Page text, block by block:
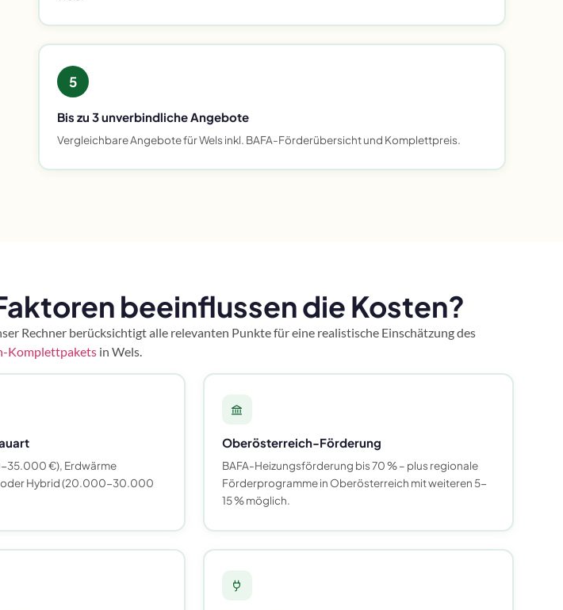
5
Bis zu 3 unverbindliche Angebote
Vergleichbare Angebote für Wels inkl. BAFA-Förderübersicht und Komplettpreis.
beeinflussen die Kosten?
Rechner berücksichtigt alle relevanten Punkte für eine realistische Einschätzung des
Komplettpakets in Wels.
35.000 €), Erdwärme
Hybrid (20.000-30.000
Oberösterreich-Förderung
BAFA-Heizungsförderung bis 70 % – plus regionale
Förderprogramme in Oberösterreich mit weiteren 5-
15 % möglich.